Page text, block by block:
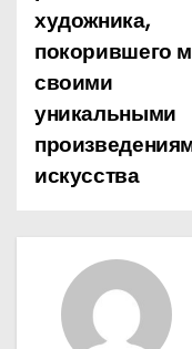
и
г
а
ц
я
художника,
покорившего
своими
уникальными
искусства